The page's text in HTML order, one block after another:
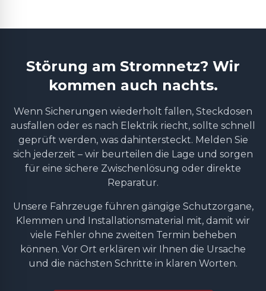
Störung am Stromnetz? Wir
kommen auch nachts.
Wenn Sicherungen wiederholt fallen, Steckdosen
ausfallen oder es nach Elektrik riecht, sollte schnell
geprüft werden, was dahintersteckt. Melden Sie
sich jederzeit – wir beurteilen die Lage und sorgen
für eine sichere Zwischenlösung oder direkte
Reparatur.
Unsere Fahrzeuge führen gängige Schutzorgane,
Klemmen und Installationsmaterial mit, damit wir
viele Fehler ohne zweiten Termin beheben
können. Vor Ort erklären wir Ihnen die Ursache
und die nächsten Schritte in klaren Worten.